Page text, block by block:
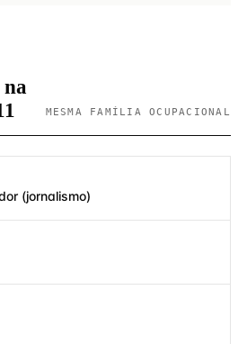
na
MESMA FAMÍLIA OCUPACIONAL
(jornalismo)